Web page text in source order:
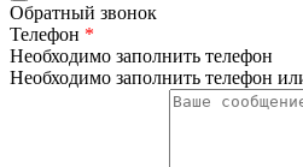
Обратный звонок
Телефон *
Необходимо заполнить телефон
Необходимо заполнить телефон